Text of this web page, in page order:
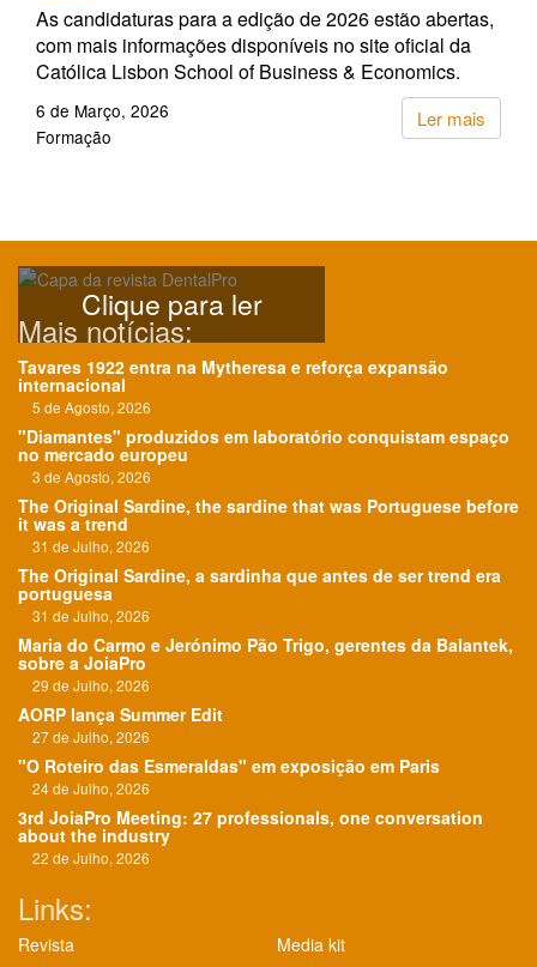
As candidaturas para a edição de 2026 estão abertas,
com mais informações disponíveis no site oficial da
Católica Lisbon School of Business & Economics.
Ler mais
6 de Março, 2026
Formação
Clique para ler
Mais notícias:
Tavares 1922 entra na Mytheresa e reforça expansão
internacional
5 de Agosto, 2026
"Diamantes" produzidos em laboratório conquistam espaço
no mercado europeu
3 de Agosto, 2026
The Original Sardine, the sardine that was Portuguese before
it was a trend
31 de Julho, 2026
The Original Sardine, a sardinha que antes de ser trend era
portuguesa
31 de Julho, 2026
Maria do Carmo e Jerónimo Pão Trigo, gerentes da Balantek,
sobre a JoiaPro
29 de Julho, 2026
AORP lança Summer Edit
27 de Julho, 2026
"O Roteiro das Esmeraldas" em exposição em Paris
24 de Julho, 2026
3rd JoiaPro Meeting: 27 professionals, one conversation
about the industry
22 de Julho, 2026
Links:
Revista Media kit